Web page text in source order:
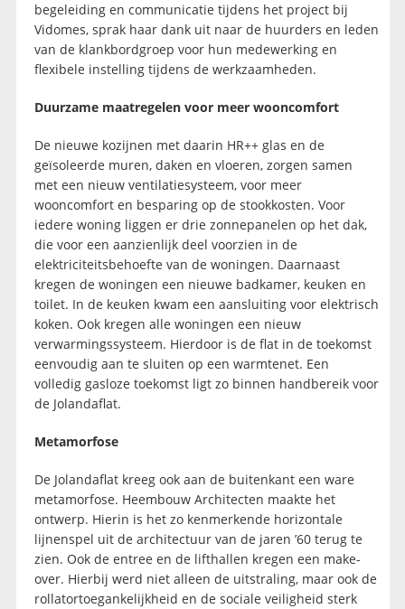
begeleiding en communicatie tijdens het project bij
Vidomes, sprak haar dank uit naar de huurders en leden
van de klankbordgroep voor hun medewerking en
flexibele instelling tijdens de werkzaamheden.
Duurzame maatregelen voor meer wooncomfort
De nieuwe kozijnen met daarin HR++ glas en de
geïsoleerde muren, daken en vloeren, zorgen samen
met een nieuw ventilatiesysteem, voor meer
wooncomfort en besparing op de stookkosten. Voor
iedere woning liggen er drie zonnepanelen op het dak,
die voor een aanzienlijk deel voorzien in de
elektriciteitsbehoefte van de woningen. Daarnaast
kregen de woningen een nieuwe badkamer, keuken en
toilet. In de keuken kwam een aansluiting voor elektrisch
koken. Ook kregen alle woningen een nieuw
verwarmingssysteem. Hierdoor is de flat in de toekomst
eenvoudig aan te sluiten op een warmtenet. Een
volledig gasloze toekomst ligt zo binnen handbereik voor
de Jolandaflat.
Metamorfose
De Jolandaflat kreeg ook aan de buitenkant een ware
metamorfose. Heembouw Architecten maakte het
ontwerp. Hierin is het zo kenmerkende horizontale
lijnenspel uit de architectuur van de jaren ’60 terug te
zien. Ook de entree en de lifthallen kregen een make-
over. Hierbij werd niet alleen de uitstraling, maar ook de
rollatortoegankelijkheid en de sociale veiligheid sterk